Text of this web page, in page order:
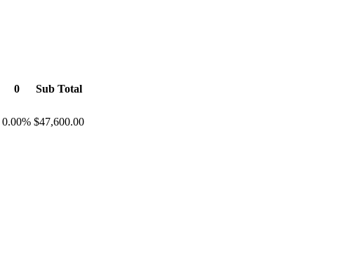
0 Sub Total
0.00% $47,600.00